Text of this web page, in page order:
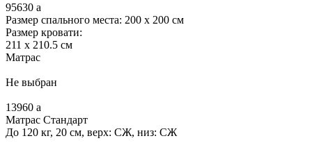
95630 a
Размер спального места: 200 x 200 см
Размер кровати:
211 x 210.5 см
Матрас
Не выбран
13960 a
Матрас Стандарт
До 120 кг, 20 см, верх: СЖ, низ: СЖ